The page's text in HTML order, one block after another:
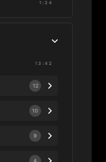
1:24
13:42
12
10
9
4